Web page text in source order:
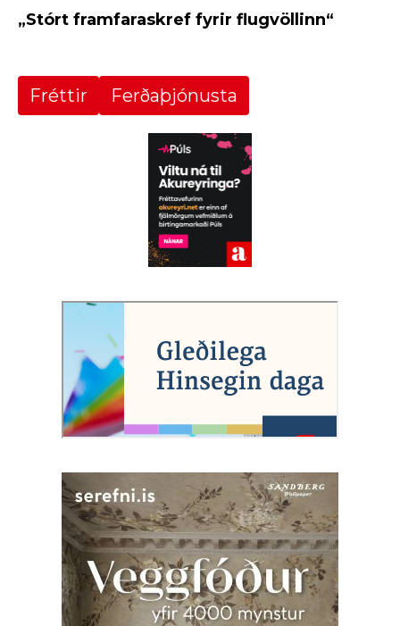
„Stórt framfaraskref fyrir flugvöllinn“
Fréttir Ferðaþjónusta